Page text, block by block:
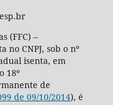
(FFC) –
no CNPJ, sob o nº
isenta, em
18º
de
de 09/10/2014), é